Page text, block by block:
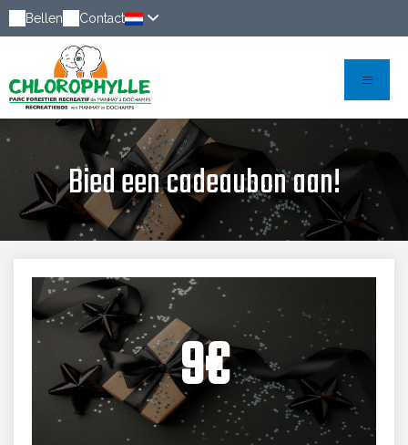
Bellen Contact
Bied een cadeaubon aan!
9€